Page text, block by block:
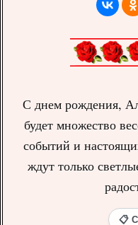
С днем рождения,
будет множество
событий и
ждут только
📋